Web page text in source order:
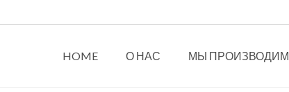
HOME О НАС МЫ ПРОИЗВОДИМ